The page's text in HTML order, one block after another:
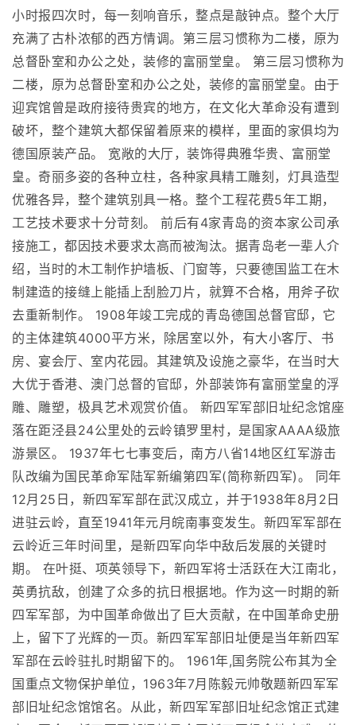
小时报四次时，每一刻响音乐，整点是敲钟点。整个大厅
充满了古朴浓郁的西方情调。第三层习惯称为二楼，原为
总督卧室和办公之处，装修的富丽堂皇。 第三层习惯称为
二楼，原为总督卧室和办公之处，装修的富丽堂皇。由于
迎宾馆曾是政府接待贵宾的地方，在文化大革命没有遭到
破坏，整个建筑大都保留着原来的模样，里面的家俱均为
德国原装产品。 宽敞的大厅，装饰得典雅华贵、富丽堂
皇。奇丽多姿的各种立柱，各种家具精工雕刻，灯具造型
优雅各异，整个建筑别具一格。整个工程花费5年工期，
工艺技术要求十分苛刻。 前后有4家青岛的资本家公司承
接施工，都因技术要求太高而被淘汰。据青岛老一辈人介
绍，当时的木工制作护墙板、门窗等，只要德国监工在木
制建造的接缝上能插上刮脸刀片，就算不合格，用斧子砍
去重新制作。 1908年竣工完成的青岛德国总督官邸，它
的主体建筑4000平方米，除居室以外，有大小客厅、书
房、宴会厅、室内花园。其建筑及设施之豪华，在当时大
大优于香港、澳门总督的官邸，外部装饰有富丽堂皇的浮
雕、雕塑，极具艺术观赏价值。 新四军军部旧址纪念馆座
落在距泾县24公里处的云岭镇罗里村，是国家AAAA级旅
游景区。 1937年七七事变后，南方八省14地区红军游击
队改编为国民革命军陆军新编第四军(简称新四军)。 同年
12月25日，新四军军部在武汉成立，并于1938年8月2日
进驻云岭，直至1941年元月皖南事变发生。新四军军部在
云岭近三年时间里，是新四军向华中敌后发展的关键时
期。 在叶挺、项英领导下，新四军将士活跃在大江南北，
英勇抗敌，创建了众多的抗日根据地。作为这一时期的新
四军军部，为中国革命做出了巨大贡献，在中国革命史册
上，留下了光辉的一页。新四军军部旧址便是当年新四军
军部在云岭驻扎时期留下的。 1961年,国务院公布其为全
国重点文物保护单位，1963年7月陈毅元帅敬题新四军军
部旧址纪念馆馆名。从此，新四军军部旧址纪念馆正式建